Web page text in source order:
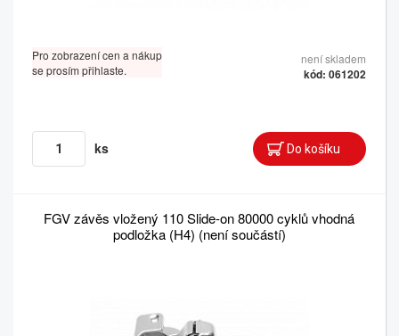
Pro zobrazení cen a nákup
se prosím přihlaste.
není skladem
kód: 061202
ks
FGV závěs vložený 110 Slide-on 80000 cyklů vhodná
podložka (H4) (není součástí)